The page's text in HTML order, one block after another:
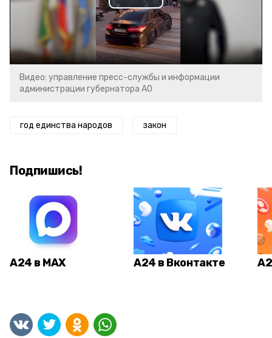
Play
Video
Видео: управление пресс-службы и информации
администрации губернатора АО
год единства народов закон
Подпишись!
А24 в MAX А24 в Вконтакте